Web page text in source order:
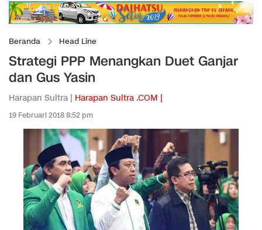
Beranda Head Line
Strategi PPP Menangkan Duet Ganjar
dan Gus Yasin
Harapan Sultra | Harapan Sultra .COM |
19 Februari 2018 8:52 pm